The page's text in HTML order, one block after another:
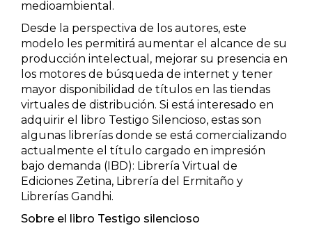
Estudios regionales
Ética
Filosofía
Finanzas
Física
Género
medioambiental.
Desde la perspectiva de los autores, este
modelo les permitirá aumentar el alcance de su
producción intelectual, mejorar su presencia en
los motores de búsqueda de internet y tener
mayor disponibilidad de títulos en las tiendas
virtuales de distribución. Si está interesado en
adquirir el libro Testigo Silencioso, estas son
algunas librerías donde se está comercializando
actualmente el título cargado en impresión
bajo demanda (IBD): Librería Virtual de
Ediciones Zetina, Librería del Ermitaño y
Librerías Gandhi.
Sobre el libro Testigo silencioso